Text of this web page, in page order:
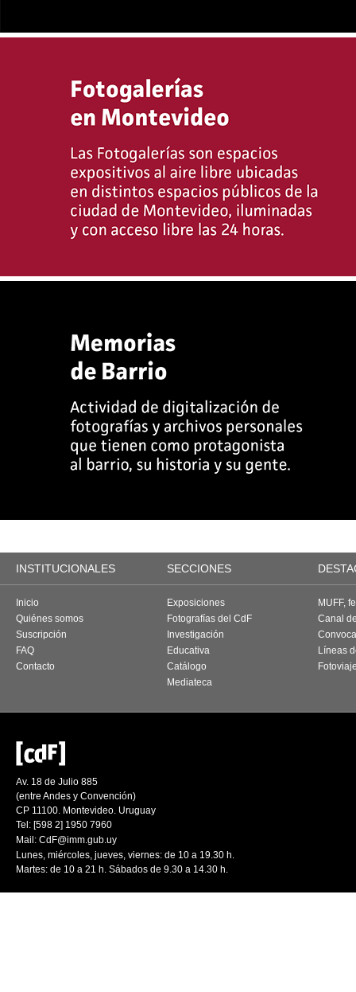
INSTITUCIONALES SECCIONES
Inicio
Quiénes somos
Suscripción
FAQ
Contacto
Exposiciones
Fotografías del CdF
Investigación
Educativa
Catálogo
Mediateca
MUFF,
Canal
Líneas
Av. 18 de Julio 885
(entre Andes y Convención)
CP 11100. Montevideo. Uruguay
Tel: [598 2] 1950 7960
Mail: CdF@imm.gub.uy
Lunes, miércoles, jueves, viernes: de 10 a 19.30 h.
Martes: de 10 a 21 h. Sábados de 9.30 a 14.30 h.